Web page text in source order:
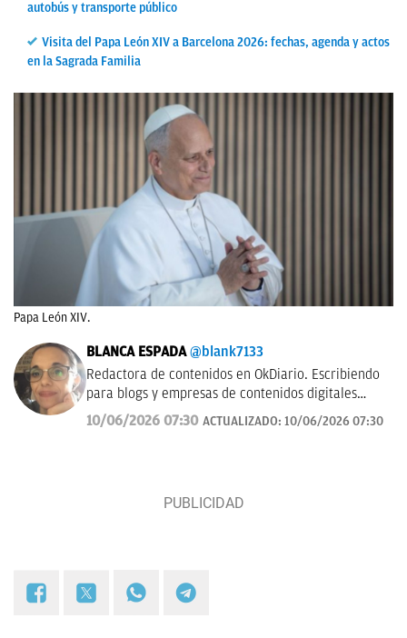
autobús y transporte público
Visita del Papa León XIV a Barcelona 2026: fechas, agenda y actos
en la Sagrada Familia
Papa León XIV.
BLANCA ESPADA @blank7133
Redactora de contenidos en OkDiario. Escribiendo
para blogs y empresas de contenidos digitales
desde 2007.
10/06/2026 07:30 ACTUALIZADO: 10/06/2026 07:30